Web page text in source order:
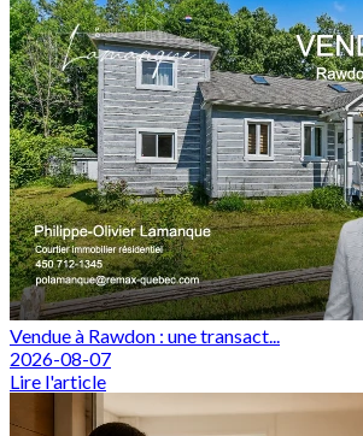
Vendue à Rawdon : une transact...
2026-08-07
Lire l'article